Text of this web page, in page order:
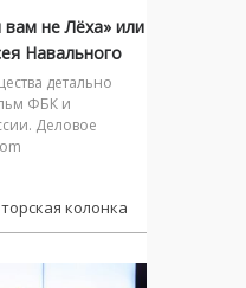
не Лёха» или
Навального
детально
ФБК и
Деловое
колонка